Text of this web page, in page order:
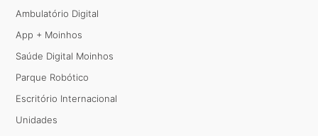
Ambulatório Digital
App + Moinhos
Saúde Digital Moinhos
Parque Robótico
Escritório Internacional
Unidades